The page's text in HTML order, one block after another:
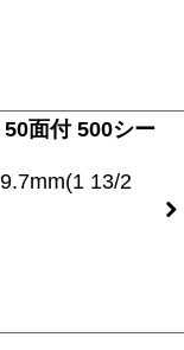
面付 500シー
13/2